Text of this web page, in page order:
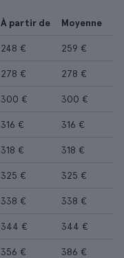
À partir de Moyenne
248 € 259 €
278 € 278 €
300 € 300 €
316 € 316 €
318 € 318 €
325 € 325 €
338 € 338 €
344 € 344 €
356 € 386 €